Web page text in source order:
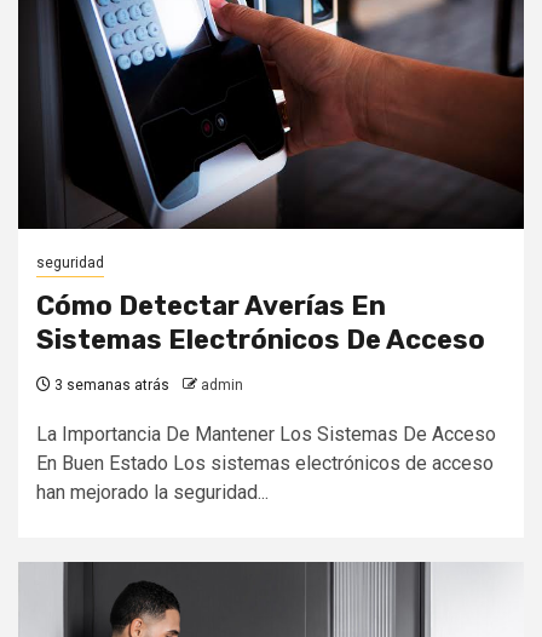
seguridad
Cómo Detectar Averías En
Sistemas Electrónicos De Acceso
3 semanas atrás admin
La Importancia De Mantener Los Sistemas De Acceso
En Buen Estado Los sistemas electrónicos de acceso
han mejorado la seguridad...